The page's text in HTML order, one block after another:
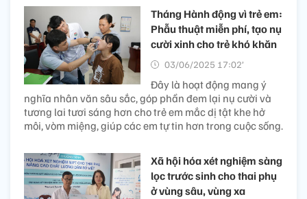
Tháng Hành động vì trẻ em:
Phẫu thuật miễn phí, tạo nụ
cười xinh cho trẻ khó khăn
03/06/2025 17:02’
Đây là hoạt động mang ý
nghĩa nhân văn sâu sắc, góp phần đem lại nụ cười và
tương lai tươi sáng hơn cho trẻ em mắc dị tật khe hở
môi, vòm miệng, giúp các em tự tin hơn trong cuộc sống.
Xã hội hóa xét nghiệm sàng
lọc trước sinh cho thai phụ
ở vùng sâu, vùng xa